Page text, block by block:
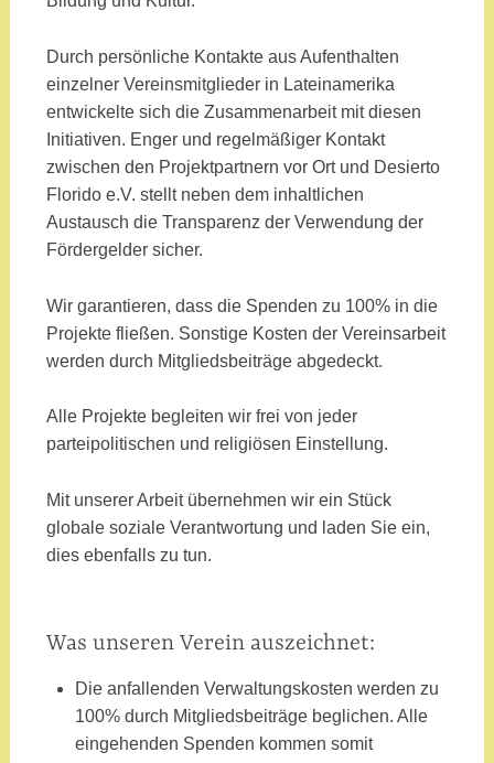
Durch persönliche Kontakte aus Aufenthalten
einzelner Vereinsmitglieder in Lateinamerika
entwickelte sich die Zusammenarbeit mit diesen
Initiativen. Enger und regelmäßiger Kontakt
zwischen den Projektpartnern vor Ort und Desierto
Florido e.V. stellt neben dem inhaltlichen
Austausch die Transparenz der Verwendung der
Fördergelder sicher.
Wir garantieren, dass die Spenden zu 100% in die
Projekte fließen. Sonstige Kosten der Vereinsarbeit
werden durch Mitgliedsbeiträge abgedeckt.
Alle Projekte begleiten wir frei von jeder
parteipolitischen und religiösen Einstellung.
Mit unserer Arbeit übernehmen wir ein Stück
globale soziale Verantwortung und laden Sie ein,
dies ebenfalls zu tun.
Was unseren Verein auszeichnet:
Die anfallenden Verwaltungskosten werden zu
100% durch Mitgliedsbeiträge beglichen. Alle
eingehenden Spenden kommen somit